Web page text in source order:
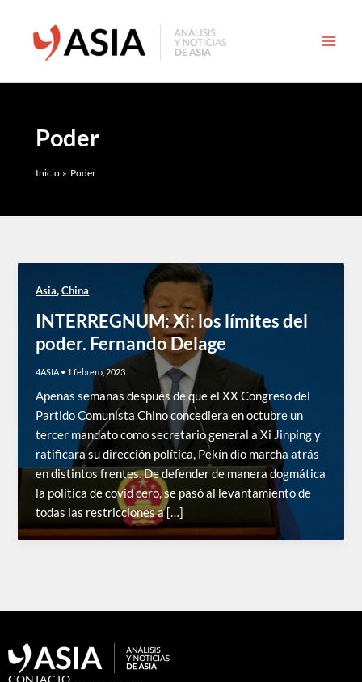
contenido
Poder
Inicio Poder
Asia,China
INTERREGNUM: Xi: los límites del
poder. Fernando Delage
4ASIA • 1 febrero, 2023
Apenas semanas después de que el XX Congreso del
Partido Comunista Chino concediera en octubre un
tercer mandato como secretario general a Xi Jinping y
ratificara su dirección política, Pekín dio marcha atrás
en distintos frentes. De defender de manera dogmática
la política de covid cero, se pasó al levantamiento de
todas las restricciones a […]